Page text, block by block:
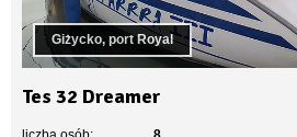
Giżycko, port Royal
Tes 32 Dreamer